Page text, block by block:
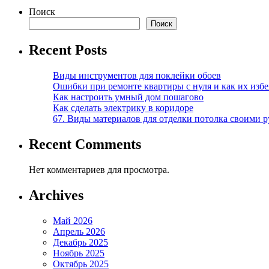
Поиск
Поиск
Recent Posts
Виды инструментов для поклейки обоев
Ошибки при ремонте квартиры с нуля и как их
Как настроить умный дом пошагово
Как сделать электрику в коридоре
67. Виды материалов для отделки потолка своими
Recent Comments
Нет комментариев для просмотра.
Archives
Май 2026
Апрель 2026
Декабрь 2025
Ноябрь 2025
Октябрь 2025